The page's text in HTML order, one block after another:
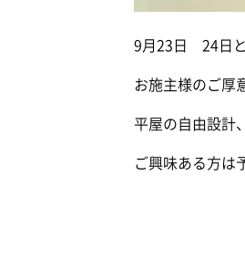
9月23日 24日
お施主様のご厚
平屋の自由設計
ご興味ある方は